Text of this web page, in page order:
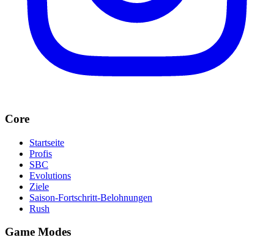
Core
Startseite
Profis
SBC
Evolutions
Ziele
Saison-Fortschritt-Belohnungen
Rush
Game Modes